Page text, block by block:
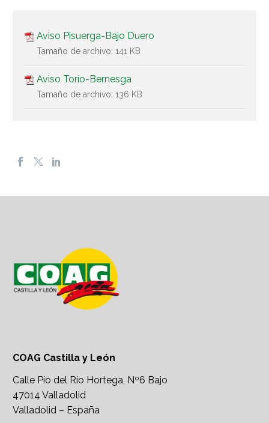
Aviso Pisuerga-Bajo Duero
Tamaño de archivo: 141 KB
Aviso Torío-Bernesga
Tamaño de archivo: 136 KB
COAG Castilla y León
Calle Pío del Río Hortega, Nº6 Bajo
47014 Valladolid
Valladolid – España